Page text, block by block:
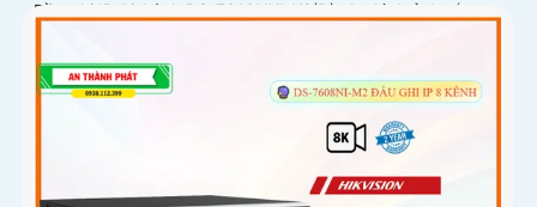
Đầu ghi IP 16 kênh DS-7616NXI-K2(D) cho hình ảnh sắc
H.265+, xuất hình HDMI 4K và VGA Full HD. Thiết bị tích
hợp 2 ổ cứng...